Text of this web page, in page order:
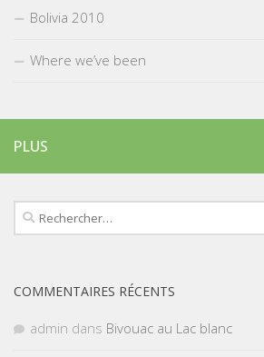
Bolivia 2010
Where we’ve been
PLUS
Rechercher :
COMMENTAIRES RÉCENTS
admin dans Bivouac au Lac blanc